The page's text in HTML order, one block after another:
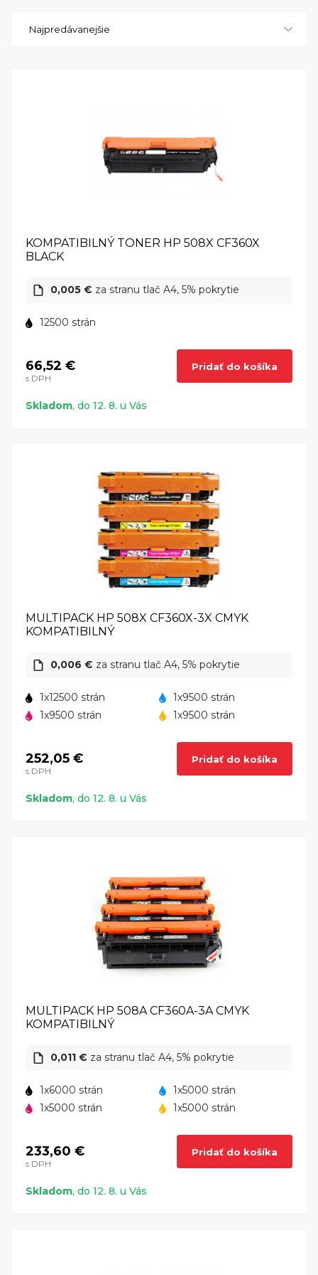
preferencií.HP LaserJet Enterprise Color M553x je
tlačový prístroj HP LaserJet Enterprise Color M553x
je ideálnou voľbou pre podnikové prostredie, kde je
kladený dôraz na kvalitu, rýchlosť a spoľahlivosť. S
týmto zariadením môžete efektívne spracovávať
partner pre farebnú firemnú tlač.
Najpredávanejšie
KOMPATIBILNÝ TONER HP 508X CF360X
BLACK
0,005 € za stranu tlač A4, 5% pokrytie
12500 strán
66,52 €
s DPH
Pridať do košíka
Skladom, do 12. 8. u Vás
MULTIPACK HP 508X CF360X-3X CMYK
KOMPATIBILNÝ
0,006 € za stranu tlač A4, 5% pokrytie
1x12500 strán
1x9500 strán
1x9500 strán
1x9500 strán
252,05 €
s DPH
Pridať do košíka
Skladom, do 12. 8. u Vás
MULTIPACK HP 508A CF360A-3A CMYK
KOMPATIBILNÝ
0,011 € za stranu tlač A4, 5% pokrytie
1x6000 strán
1x5000 strán
1x5000 strán
1x5000 strán
233,60 €
s DPH
Pridať do košíka
Skladom, do 12. 8. u Vás